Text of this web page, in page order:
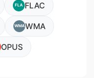
FLA FLAC
WMAWMA
OPUS